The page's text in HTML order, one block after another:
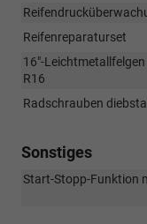
Reifenreparaturset
16"-
R16
Radschrauben
Sonstiges
Start-Stopp-Funktion